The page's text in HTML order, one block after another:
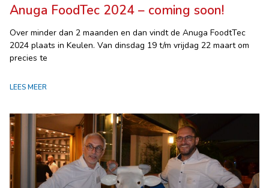
Anuga FoodTec 2024 – coming soon!
Over minder dan 2 maanden en dan vindt de Anuga FoodtTec
2024 plaats in Keulen. Van dinsdag 19 t/m vrijdag 22 maart om
precies te
LEES MEER